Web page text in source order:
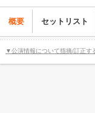
概要 セットリスト
▼公演情報について指摘/訂正す